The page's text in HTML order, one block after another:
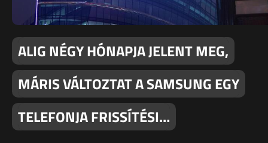
ALIG NÉGY HÓNAPJA JELENT MEG,
MÁRIS VÁLTOZTAT A SAMSUNG EGY
TELEFONJA FRISSÍTÉSI…